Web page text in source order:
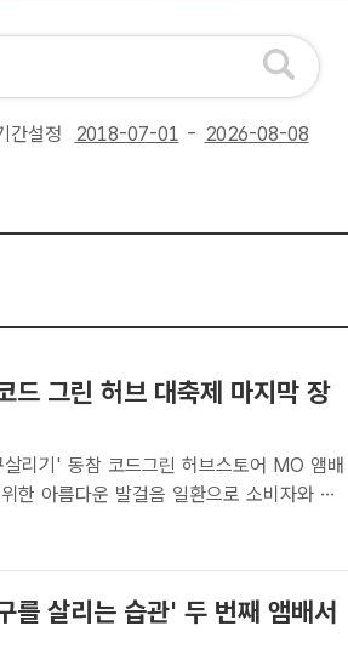
간설정 -
드 그린 허브 대축제 마지막 장
살리기' 동참 코드그린 허브스토어 MO 앰배
동참한다. 오는 5월13일 대망의 오픈에 나
를 살리는 습관' 두 번째 앰배서